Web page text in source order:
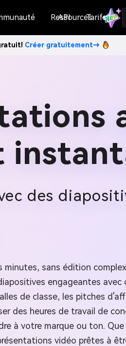
Ressources
API Tarifs
Créer gratuitement→
des
sans édition
engageantes avec
de classe, les pitches
des heures de travail de
à votre marque ou ton.
vidéo prêtes à